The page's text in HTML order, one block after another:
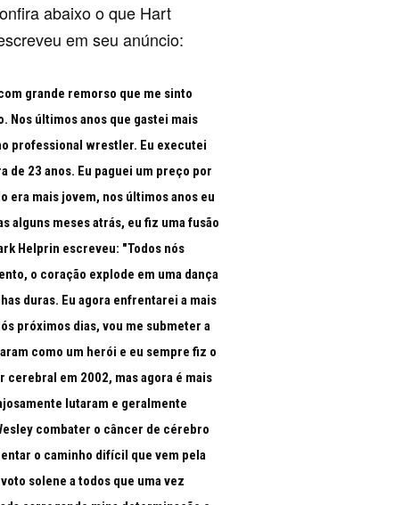
abaixo o que Hart
em seu anúncio:
grande remorso que me sinto
Nos últimos anos que gastei mais
professional wrestler. Eu executei
23 anos. Eu paguei um preço por
era mais jovem, nos últimos anos eu
alguns meses atrás, eu fiz uma fusão
Helprin escreveu: "Todos nós
o coração explode em uma dança
duras. Eu agora enfrentarei a mais
próximos dias, vou me submeter a
como um herói e eu sempre fiz o
em 2002, mas agora é mais
lutaram e geralmente
combater o câncer de cérebro
o caminho difícil que vem pela
solene a todos que uma vez